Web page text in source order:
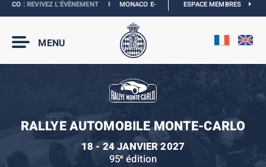
:REVIVEZ L’ÉVÈNEMENTI MONACO E-PRIX 2027 : NOUVELLES DATESI
ESPACE MEMBRES
MENU
RALLYE AUTOMOBILE MONTE-CARLO
18 - 24 JANVIER 2027
95e édition